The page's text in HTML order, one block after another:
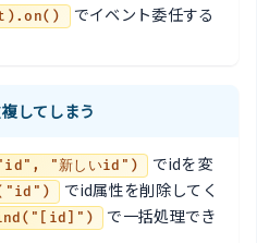
でイベント委任する
してしまう
"新しいid")
でidを変
でid属性を削除してく
で一括処理でき